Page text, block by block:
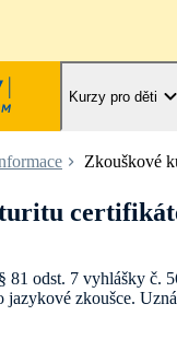
Kurzy pro děti
Zkouškové
81 odst. 7 vyhlášky č.
zkoušce.